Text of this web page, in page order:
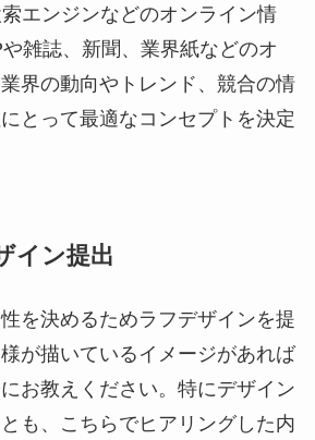
エンジンなどのオンライン情
雑誌、新聞、業界紙などのオ
界の動向やトレンド、競合の情
とって最適なコンセプトを決定
イン提出
を決めるためラフデザインを提
が描いているイメージがあれば
お教えください。特にデザイン
も、こちらでヒアリングした内